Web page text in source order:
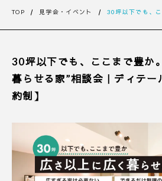
TOP 見学会・イベント
30坪以下でも、ここまで豊か
暮らせる家”相談会｜ディテー
約制】